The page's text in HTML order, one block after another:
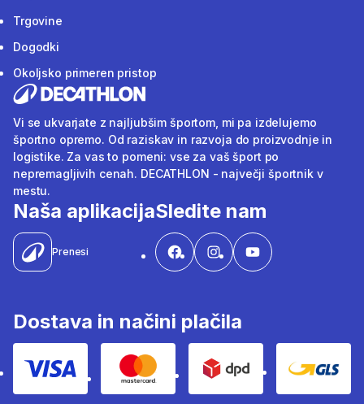
Trgovine
Dogodki
Okoljsko primeren pristop
Vi se ukvarjate z najljubšim športom, mi pa izdelujemo
športno opremo. Od raziskav in razvoja do proizvodnje in
logistike. Za vas to pomeni: vse za vaš šport po
nepremagljivih cenah. DECATHLON - največji športnik v
mestu.
Naša aplikacija
Prenesi
Sledite nam
Dostava in načini plačila
Visa Mastercard Dpd Gls